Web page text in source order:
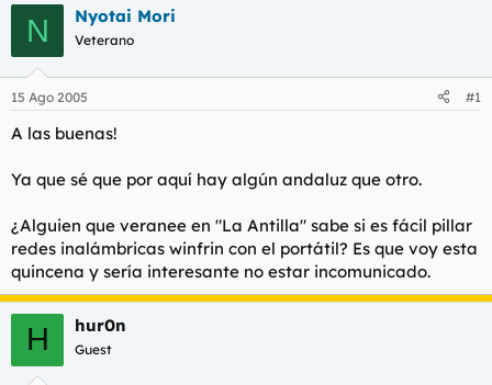
i
c
a
d
o
r
l
e
m
a
c
i
i
N Nyotai Mori
Veterano
15 Ago 2005 #1
A las buenas!
Ya que sé que por aquí hay algún andaluz que otro.
¿Alguien que veranee en "La Antilla" sabe si es fácil pillar
redes inalámbricas winfrin con el portátil? Es que voy esta
quincena y sería interesante no estar incomunicado.
H hur0n
Guest